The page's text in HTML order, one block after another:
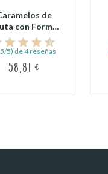
de
con Forma
Corazón...
5) de 4 reseñas
58,81 €